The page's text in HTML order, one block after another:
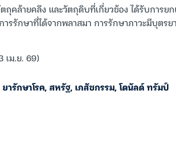
ถุคล้ายคลึง และวัตถุดิบที่เกี่ยวข้อง ได้รับการย
รรักษาที่ได้จากพลาสมา การรักษาภาวะมีบุตร
เม.ย. 69)
ยารักษาโรค,สหรัฐ, เภสัชกรรม,โดนัลด์ ทรัมป์